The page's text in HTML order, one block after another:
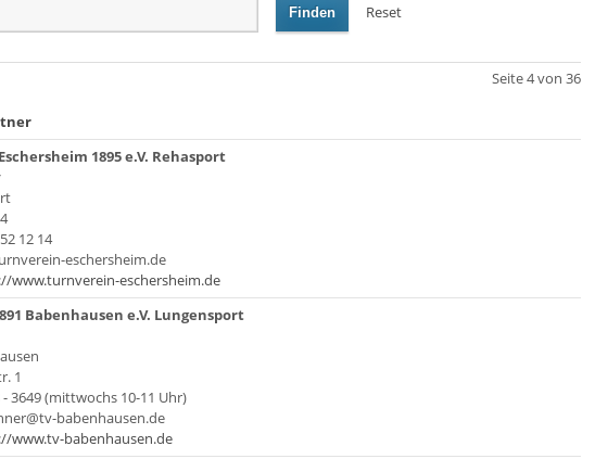
Finden Reset
Seite 4 von 36
1895 e.V. Rehasport
12 14
eschersheim.de
www.turnverein-eschersheim.de
Babenhausen e.V. Lungensport
1
- 3649 (mittwochs 10-11 Uhr)
babenhausen.de
www.tv-babenhausen.de